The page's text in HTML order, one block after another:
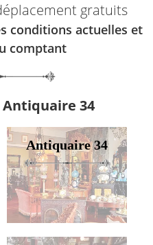
gratuits
conditions actuelles et
comptant
Antiquaire 34
Antiquaire 34